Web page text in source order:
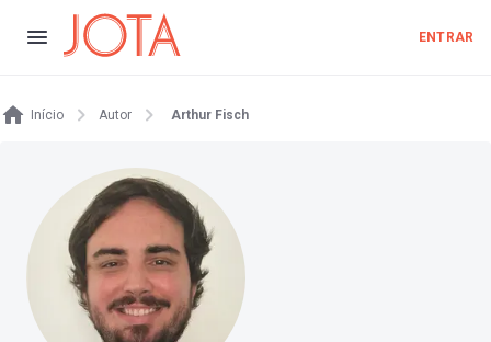
ENTRAR
Início Autor Arthur Fisch